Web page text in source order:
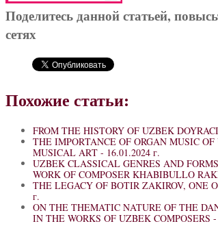
Поделитесь данной статьей,
сетях
Похожие статьи:
FROM THE HISTORY OF UZBEK
THE IMPORTANCE OF ORGAN MUSIC
MUSICAL ART - 16.01.2024 г.
UZBEK CLASSICAL GENRES AND
WORK OF COMPOSER KHABIBULLO
THE LEGACY OF BOTIR ZAKIROV, ONE
г.
ON THE THEMATIC NATURE OF THE
IN THE WORKS OF UZBEK COMPOSERS -